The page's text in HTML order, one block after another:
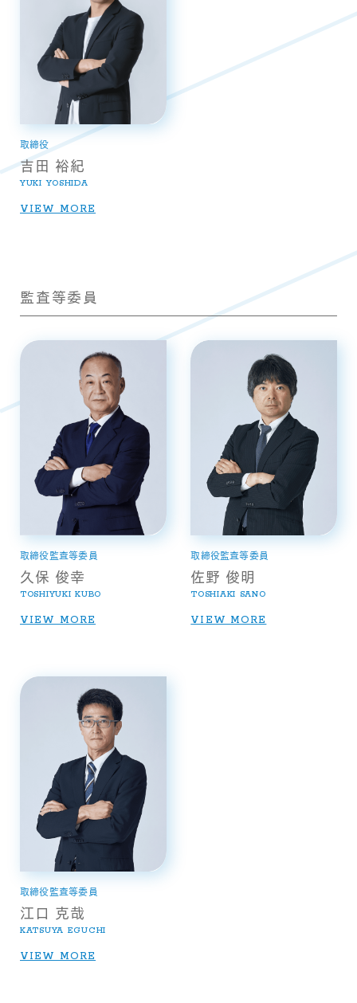
取締役
吉田 裕紀
YUKI YOSHIDA
VIEW MORE
監査等委員
取締役監査等委員
久保 俊幸
TOSHIYUKI KUBO
VIEW MORE
取締役監査等委員
佐野 俊明
TOSHIAKI SANO
VIEW MORE
取締役監査等委員
江口 克哉
KATSUYA EGUCHI
VIEW MORE